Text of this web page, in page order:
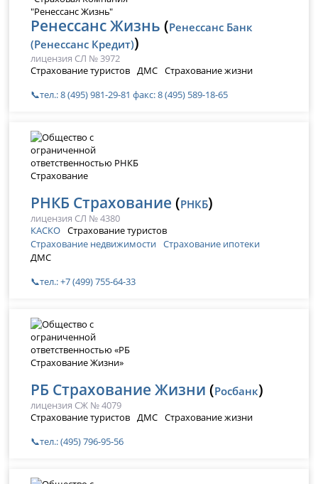
Ренессанс Жизнь (Ренессанс Банк
(Ренессанс Кредит))
лицензия СЛ № 3972
Страхование туристов ДМС Страхование жизни
📞тел.: 8 (495) 981-29-81 факс: 8 (495) 589-18-65
РНКБ Страхование (РНКБ)
лицензия СЛ № 4380
КАСКО Страхование туристов
Страхование недвижимости Страхование ипотеки
ДМС
📞тел.: +7 (499) 755-64-33
РБ Страхование Жизни (Росбанк)
лицензия СЖ № 4079
Страхование туристов ДМС Страхование жизни
📞тел.: (495) 796-95-56